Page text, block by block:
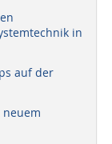
in
auf der